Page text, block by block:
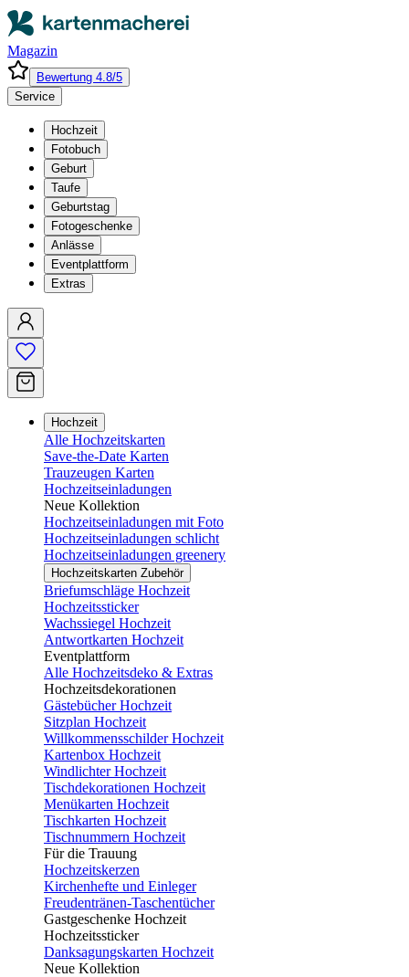
Magazin
Bewertung 4.8/5
Service
Hochzeit
Fotobuch
Geburt
Taufe
Geburtstag
Fotogeschenke
Anlässe
Eventplattform
Extras
Hochzeit
Alle Hochzeitskarten
Save-the-Date Karten
Trauzeugen Karten
Hochzeitseinladungen
Neue Kollektion
Hochzeitseinladungen mit Foto
Hochzeitseinladungen schlicht
Hochzeitseinladungen greenery
Hochzeitskarten Zubehör
Briefumschläge Hochzeit
Hochzeitssticker
Wachssiegel Hochzeit
Antwortkarten Hochzeit
Eventplattform
Alle Hochzeitsdeko & Extras
Hochzeitsdekorationen
Gästebücher Hochzeit
Sitzplan Hochzeit
Willkommensschilder Hochzeit
Kartenbox Hochzeit
Windlichter Hochzeit
Tischdekorationen Hochzeit
Menükarten Hochzeit
Tischkarten Hochzeit
Tischnummern Hochzeit
Für die Trauung
Hochzeitskerzen
Kirchenhefte und Einleger
Freudentränen-Taschentücher
Gastgeschenke Hochzeit
Hochzeitssticker
Danksagungskarten Hochzeit
Neue Kollektion